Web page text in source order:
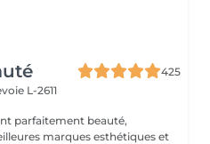
425
L-2611
parfaitement beauté,